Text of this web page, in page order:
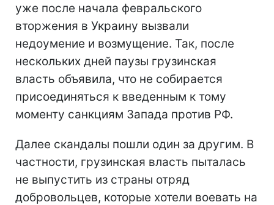
уже после начала февральского
вторжения в Украину вызвали
недоумение и возмущение. Так, после
нескольких дней паузы грузинская
власть объявила, что не собирается
присоединяться к введенным к тому
моменту санкциям Запада против РФ.
Далее скандалы пошли один за другим. В
частности, грузинская власть пыталась
не выпустить из страны отряд
добровольцев, которые хотели воевать на